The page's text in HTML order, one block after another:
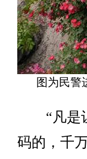
图为民警
“凡是让
码的，千